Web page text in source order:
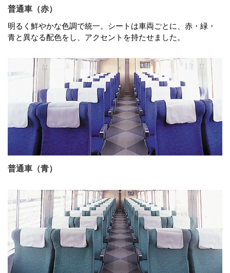
普通車（赤）
明るく鮮やかな色調で統一。シートは車両ごとに、赤・緑・
青と異なる配色をし、アクセントを持たせました。
普通車（青）